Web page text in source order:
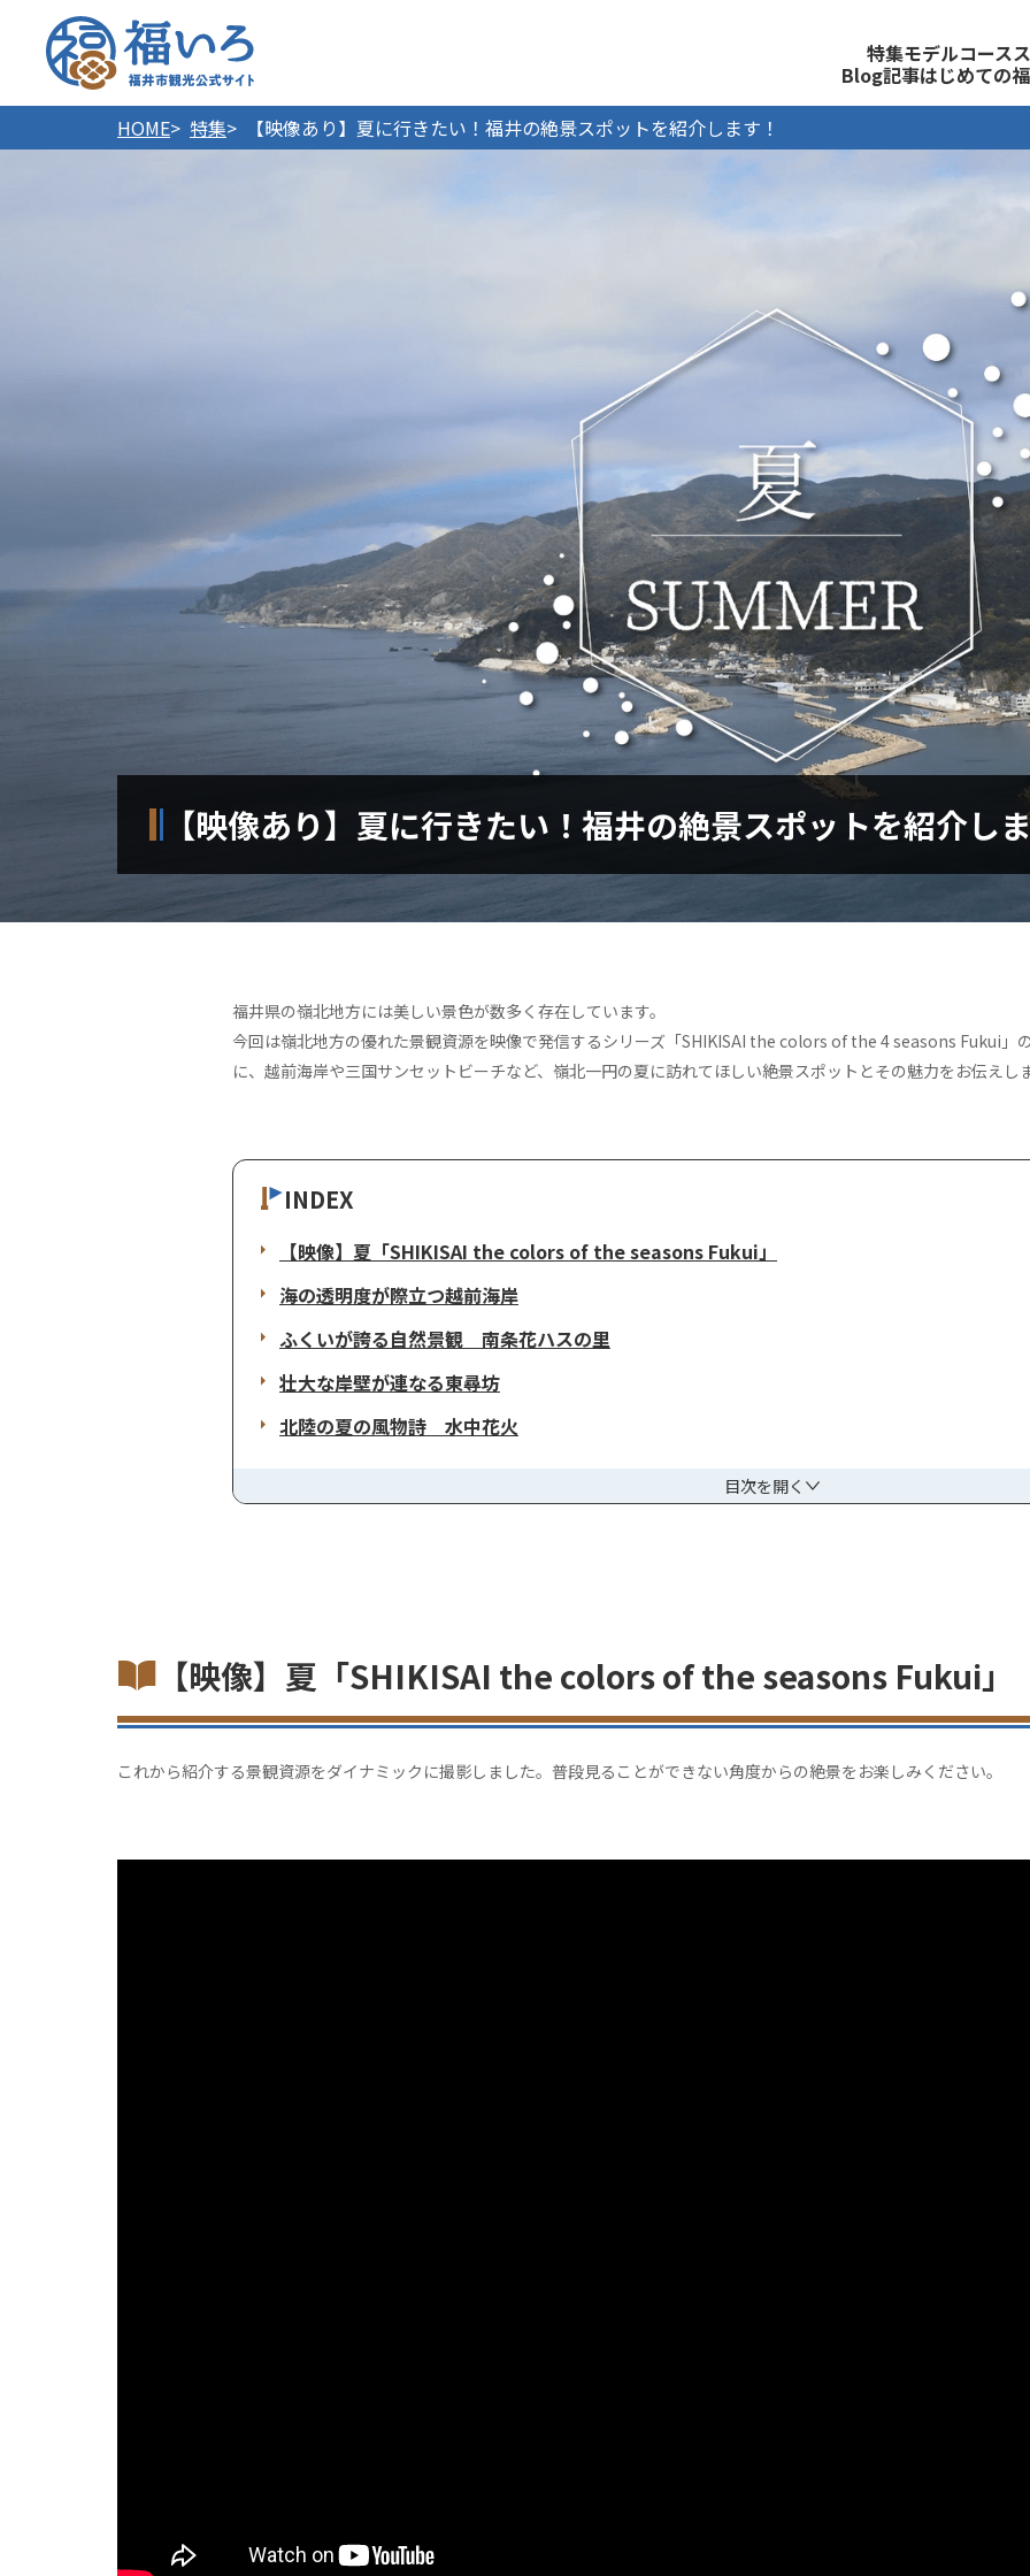
福井市観光公式サイ
特集モデルコース
Blog記事はじめての
HOME
特集 【映像あり】夏に行きたい！福井の絶景スポットを紹介します！
【映像あり】夏に行きたい！福井の絶景スポットを紹介し
福井県の嶺北地方には美しい景色が数多く存在しています。
今回は嶺北地方の優れた景観資源を映像で発信するシリーズ「SHIKISAI the colors of the 4 seasons Fukui」
に、越前海岸や三国サンセットビーチなど、嶺北一円の夏に訪れてほしい絶景スポットとその魅力をお伝えし
INDEX
【映像】夏「SHIKISAI the colors of the seasons Fukui」
海の透明度が際立つ越前海岸
ふくいが誇る自然景観 南条花ハスの里
壮大な岸壁が連なる東尋坊
北陸の夏の風物詩 水中花火
目次を開く
【映像】夏「SHIKISAI the colors of the seasons Fukui」
これから紹介する景観資源をダイナミックに撮影しました。普段見ることができない角度からの絶景をお楽しみください。